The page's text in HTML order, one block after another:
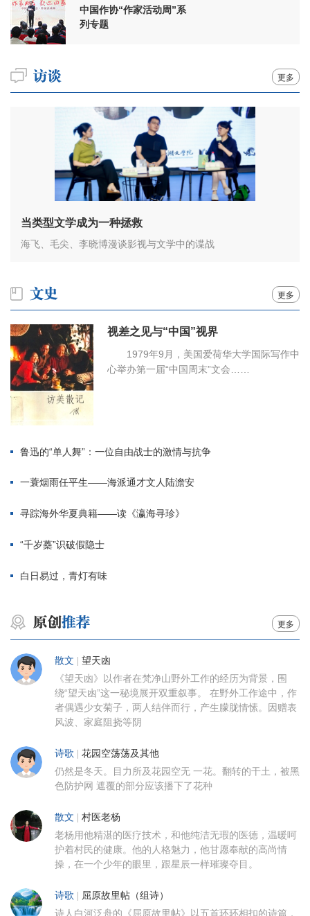
中国作协“作家活动周”系
列专题
更多
当类型文学成为一种拯救
海飞、毛尖、李晓博漫谈影视与文学中的谍战
更多
视差之见与“中国”视界
1979年9月，美国爱荷华大学国际写作中
心举办第一届“中国周末”文会……
鲁迅的“单人舞”：一位自由战士的激情与抗争
一蓑烟雨任平生——海派通才文人陆澹安
寻踪海外华夏典籍——读《瀛海寻珍》
“千岁蘽”识破假隐士
白日易过，青灯有味
更多
散文 望天凼
《望天凼》以作者在梵净山野外工作的经历为背景，围
绕“望天凼”这一秘境展开双重叙事。 在野外工作途中，作
者偶遇少女菊子，两人结伴而行，产生朦胧情愫。因赠表
风波、家庭阻挠等阴
诗歌 花园空荡荡及其他
仍然是冬天。目力所及花园空无 一花。翻转的干土，被黑
色防护网 遮覆的部分应该播下了花种
散文 村医老杨
老杨用他精湛的医疗技术，和他纯洁无瑕的医德，温暖呵
护着村民的健康。他的人格魅力，他甘愿奉献的高尚情
操，在一个少年的眼里，跟星辰一样璀璨夺目。
诗歌 屈原故里帖（组诗）
诗人白河泛舟的《屈原故里帖》以五首环环相扣的诗篇，